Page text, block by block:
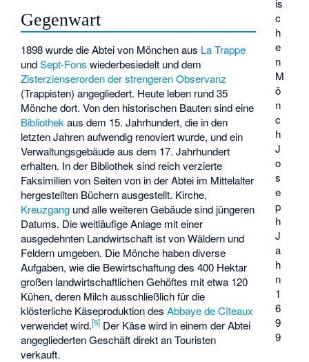
is
c
h
e
n
M
ö
n
c
h
J
o
s
e
p
h
J
a
h
n
1
6
9
9
Gegenwart
1898 wurde die Abtei von Mönchen aus La Trappe
undSept-Fons wiederbesiedelt und dem
Zisterzienserorden der strengeren Observanz
(Trappisten) angegliedert. Heute leben rund 35
Mönche dort. Von den historischen Bauten sind eine
Bibliothek aus dem 15. Jahrhundert, die in den
letzten Jahren aufwendig renoviert wurde, und ein
Verwaltungsgebäude aus dem 17. Jahrhundert
erhalten. In der Bibliothek sind reich verzierte
Faksimilien von Seiten von in der Abtei im Mittelalter
hergestellten Büchern ausgestellt. Kirche,
Kreuzgang und alle weiteren Gebäude sind jüngeren
Datums. Die weitläufige Anlage mit einer
ausgedehnten Landwirtschaft ist von Wäldern und
Feldern umgeben. Die Mönche haben diverse
Aufgaben, wie die Bewirtschaftung des 400 Hektar
großen landwirtschaftlichen Gehöftes mit etwa 120
Kühen, deren Milch ausschließlich für die
klösterliche Käseproduktion desAbbaye de Cîteaux
verwendet wird.[5] Der Käse wird in einem der Abtei
angegliederten Geschäft direkt an Touristen
verkauft.